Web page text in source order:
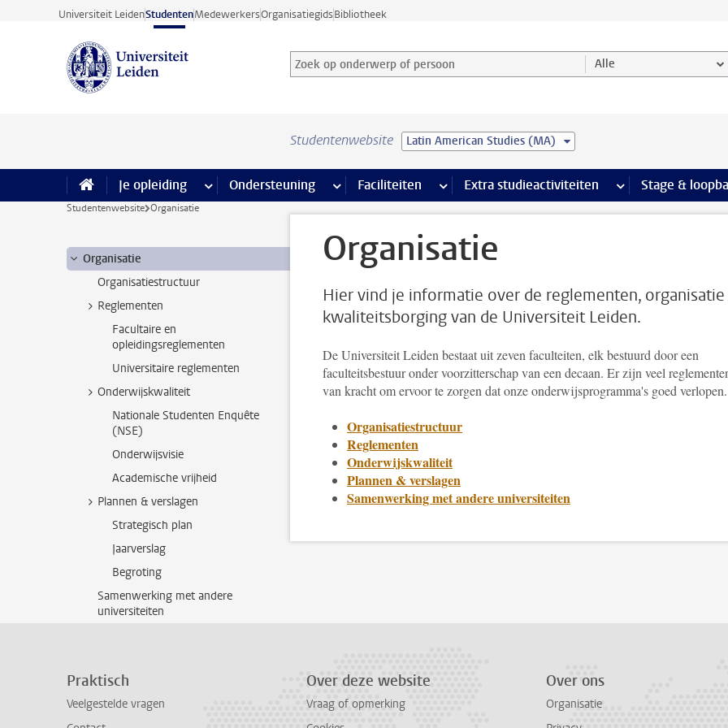
Ga direct naar de inhoud
Universiteit LeidenStudentenMedewerkersOrganisatiegidsBibliotheek
Zoek op onderwerp of persoon en selecteer categorie
Zoekterm Alle
Studentenwebsite Latin American Studies (MA)
Je opleiding meer Je opleiding pagina’s
Ondersteuning meer Ondersteuning pagina’s
Faciliteiten meer Faciliteiten pagina’s
Extra studieactiviteiten meer Extra
Stage &
Studentenwebsite Organisatie
Organisatie
Organisatiestructuur
Reglementen
Facultaire en
opleidingsreglementen
Universitaire reglementen
Onderwijskwaliteit
Nationale Studenten Enquête
(NSE)
Onderwijsvisie
Academische vrijheid
Plannen & verslagen
Strategisch plan
Jaarverslag
Begroting
Samenwerking met andere
universiteiten
Organisatie
Hier vind je informatie over de reglementen, organisatie
kwaliteitsborging van de Universiteit Leiden.
De Universiteit Leiden bestaat uit zeven faculteiten, elk bestuurd door een
faculteitsbestuur onder voorzitterschap van een decaan. Er zijn veel
van kracht om ervoor te zorgen dat onze onderwijsprogramma's goed verlopen.
Organisatiestructuur
Reglementen
Onderwijskwaliteit
Plannen & verslagen
Samenwerking met andere universiteiten
Praktisch
Veelgestelde vragen
Over deze website
Vraag of opmerking
Over ons
Organisatie